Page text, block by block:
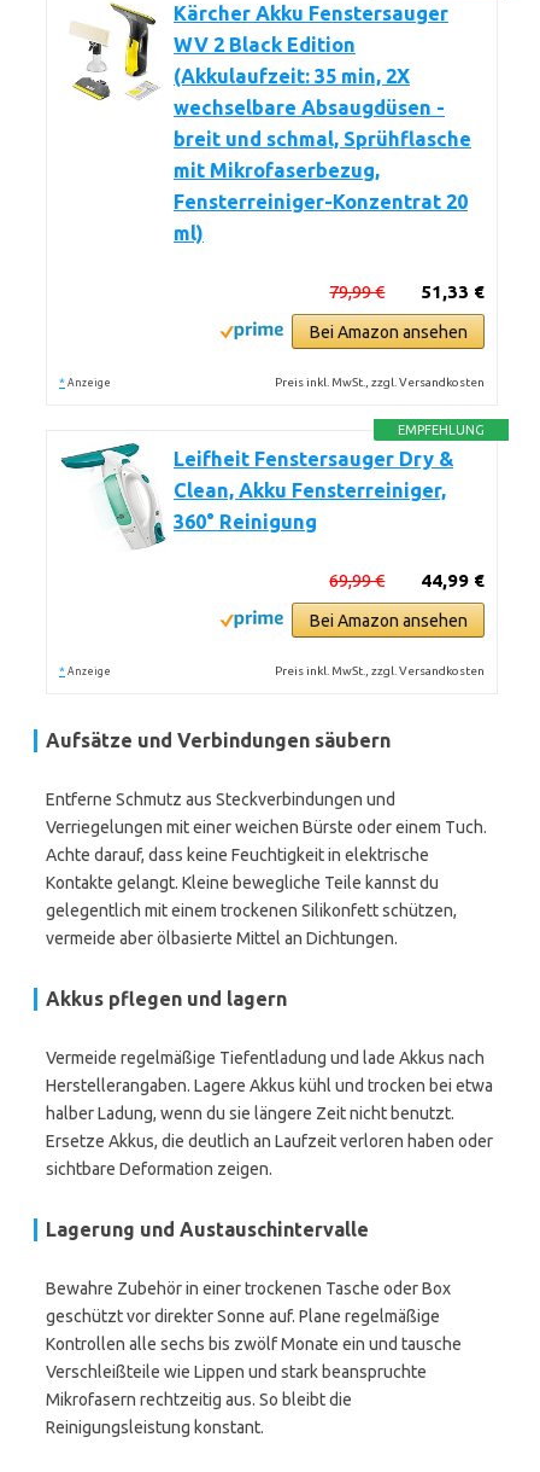
Kärcher Akku Fenstersauger
WV 2 Black Edition
(Akkulaufzeit: 35 min, 2X
wechselbare Absaugdüsen -
breit und schmal, Sprühflasche
mit Mikrofaserbezug,
Fensterreiniger-Konzentrat 20
ml)
51,33 €
79,99 €
Bei Amazon ansehen
* Anzeige Preis inkl. MwSt., zzgl. Versandkosten
EMPFEHLUNG
Leifheit Fenstersauger Dry &
Clean, Akku Fensterreiniger,
360° Reinigung
44,99 €
69,99 €
Bei Amazon ansehen
* Anzeige Preis inkl. MwSt., zzgl. Versandkosten
Aufsätze und Verbindungen säubern
Entferne Schmutz aus Steckverbindungen und
Verriegelungen mit einer weichen Bürste oder einem Tuch.
Achte darauf, dass keine Feuchtigkeit in elektrische
Kontakte gelangt. Kleine bewegliche Teile kannst du
gelegentlich mit einem trockenen Silikonfett schützen,
vermeide aber ölbasierte Mittel an Dichtungen.
Akkus pflegen und lagern
Vermeide regelmäßige Tiefentladung und lade Akkus nach
Herstellerangaben. Lagere Akkus kühl und trocken bei etwa
halber Ladung, wenn du sie längere Zeit nicht benutzt.
Ersetze Akkus, die deutlich an Laufzeit verloren haben oder
sichtbare Deformation zeigen.
Lagerung und Austauschintervalle
Bewahre Zubehör in einer trockenen Tasche oder Box
geschützt vor direkter Sonne auf. Plane regelmäßige
Kontrollen alle sechs bis zwölf Monate ein und tausche
Verschleißteile wie Lippen und stark beanspruchte
Mikrofasern rechtzeitig aus. So bleibt die
Reinigungsleistung konstant.